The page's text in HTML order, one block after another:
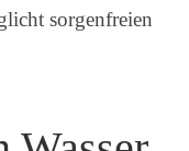
sorgenfreien